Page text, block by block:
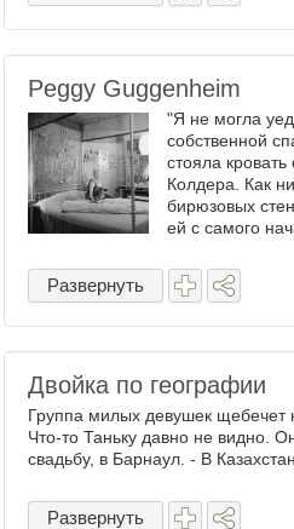
Peggy Guggenheim
"Я не могла
собственной
стояла
Колдера. Как
бирюзовых
ей с самого
оказаться в
висит картина
Развернуть
Двойка по географии
Группа милых девушек щебечет
Что-то Таньку давно не видно.
свадьбу, в Барнаул. - В
Развернуть